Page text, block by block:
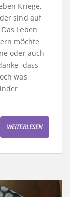
Kriege,
sind auf
Leben
möchte
oder auch
dass
was
WEITERLESEN